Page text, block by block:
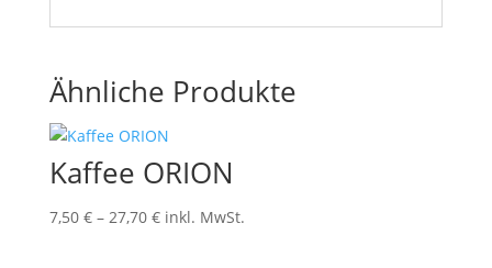
Ähnliche Produkte
Kaffee ORION
7,50 € – 27,70 €Preisspanne:
inkl. MwSt.